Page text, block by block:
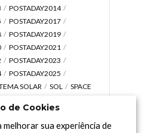
POSTADAY2014
POSTADAY2017
POSTADAY2019
POSTADAY2021
POSTADAY2023
POSTADAY2025
SOLAR SOL
SPACE
de Cookies
sua experiência de